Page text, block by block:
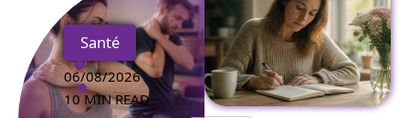
Santé
06/08/2026
10 MIN READ